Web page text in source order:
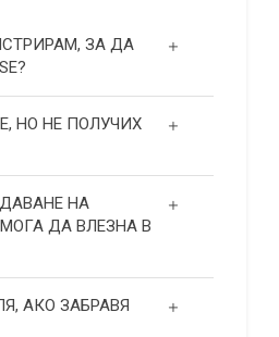
ЗА ДА
НО НЕ ПОЛУЧИХ
НА
ДА ВЛЕЗНА В
АКО ЗАБРАВЯ